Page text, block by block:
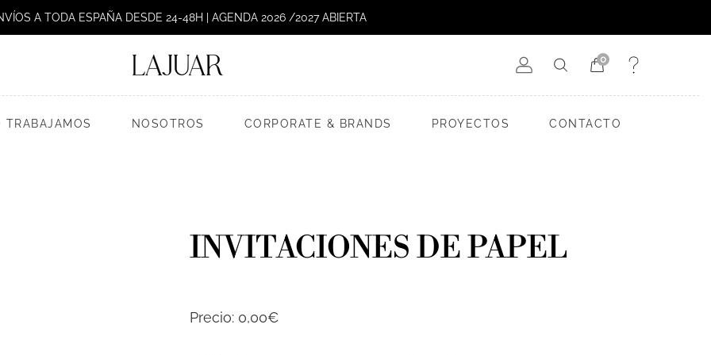
A TODA ESPAÑA DESDE 24-48H | AGENDA 2026 /2027 ABIERTA
0
TRABAJAMOS NOSOTROS CORPORATE & BRANDS PROYECTOS CONTACTO
INVITACIONES DE PAPEL
Precio: 0,00€